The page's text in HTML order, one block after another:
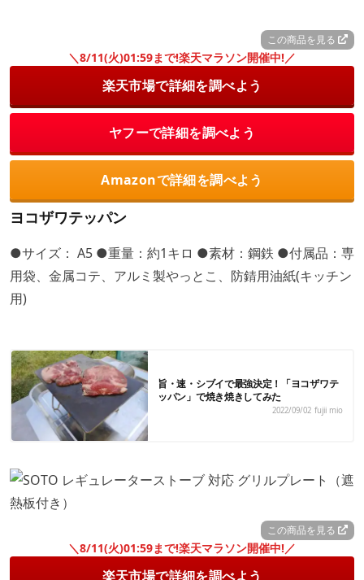
この商品を見る
＼8/11(火)01:59まで!楽天マラソン開催中!／
楽天市場で詳細を調べよう
ヤフーで詳細を調べよう
Amazonで詳細を調べよう
ヨコザワテッパン
●サイズ： A5 ●重量：約1キロ ●素材：鋼鉄 ●付属品：専
用袋、金属コテ、アルミ製やっとこ、防錆用油紙(キッチン
用)
旨・速・シブイで最強決定！「ヨコザワテ
ッパン」で焼き焼きしてみた
2022/09/02 fujii mio
この商品を見る
＼8/11(火)01:59まで!楽天マラソン開催中!／
楽天市場で詳細を調べよう